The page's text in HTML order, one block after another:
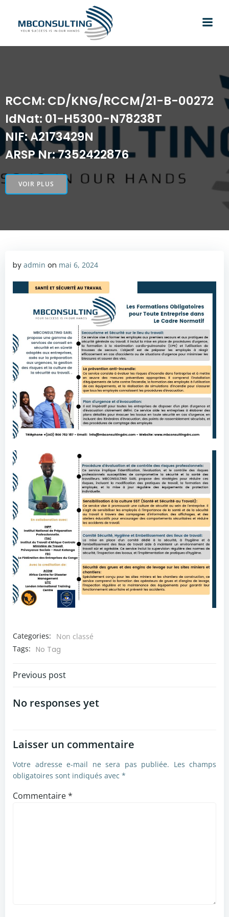
RCCM: CD/KNG/RCCM/21-B-00272
IdNat: 01-H5300-N78238T
NIF: A2173429N
ARSP Nr: 7352422876
VOIR PLUS
by admin on mai 6, 2024
Categories:
Non classé
Tags: No Tag
Navigation
de
Previous post
No responses yet
Laisser un commentaire
Votre adresse e-mail ne sera pas publiée. Les champs
obligatoires sont indiqués avec *
Commentaire*